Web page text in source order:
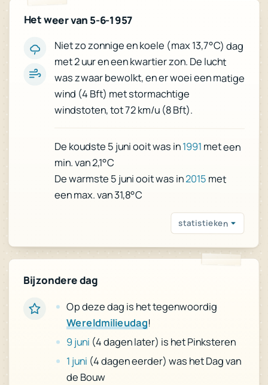
Het weer van 5-6-1957
Niet zo zonnige en koele (max 13,7°C) dag
met 2 uur en een kwartier zon. De lucht
was zwaar bewolkt, en er woei een matige
wind (4 Bft) met stormachtige
windstoten, tot 72 km/u (8 Bft).
De koudste 5 juni ooit was in1991 met een
min. van 2,1°C
De warmste 5 juni ooit was in2015 met
een max. van 31,8°C
statistieken
Bijzondere dag
Op deze dag is het tegenwoordig
Wereldmilieudag!
9 juni (4 dagen later) is het Pinksteren
1 juni (4 dagen eerder) was het Dag van
de Bouw